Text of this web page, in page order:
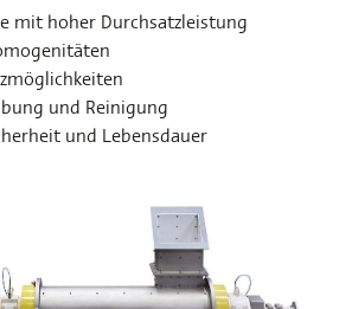
mit hoher Durchsatzleistung
und Reinigung
und Lebensdauer